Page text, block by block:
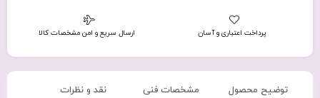
پرداخت اعتباری و آسان ارسال سریع و امن مشخصات کالا
توضیح محصول مشخصات فنی نقد و نظرات